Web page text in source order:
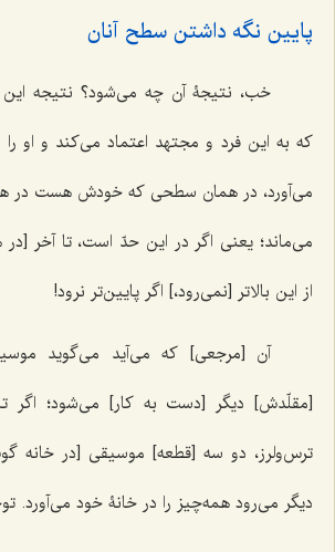
پایین نگه داشتن سطح آنان
خب، نتیجۀ آن چه می‌شود؟ نتیجه
که به این فرد و مجتهد اعتماد می‌کند و او
می‌آورد، در همان سطحی که خودش هست در
می‌ماند؛ یعنی اگر در این حدّ است، تا آخر
از این بالاتر [نمی‌رود،] اگر پایین‌تر نرود!
آن [مرجعی] که می‌آید می‌گوید
[مقلّدش] دیگر [دست به کار] می‌شود؛ اگر
ترس‌ولرز، دو سه [قطعه] موسیقی [در خانه
دیگر می‌رود همه‌چیز را در خانۀ خود می‌آورد.